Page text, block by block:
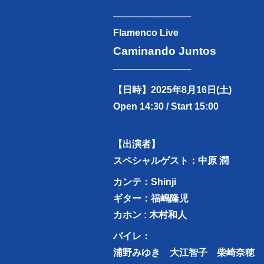
────────────
Flamenco Live
Caminando Juntos
────────────
【日時】2025年8月16日(土)
Open 14:30 / Start 15:00
【出演者】
スペシャルゲスト：中原 潤
カンテ：Shinji
ギター：福嶋隆児
カホン : 木村和人
バイレ：
浦野みゆき 大江智子 柴崎奈穂